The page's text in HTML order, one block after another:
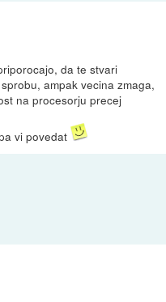
da te stvari
ampak vecina zmaga,
na procesorju precej
vi povedat